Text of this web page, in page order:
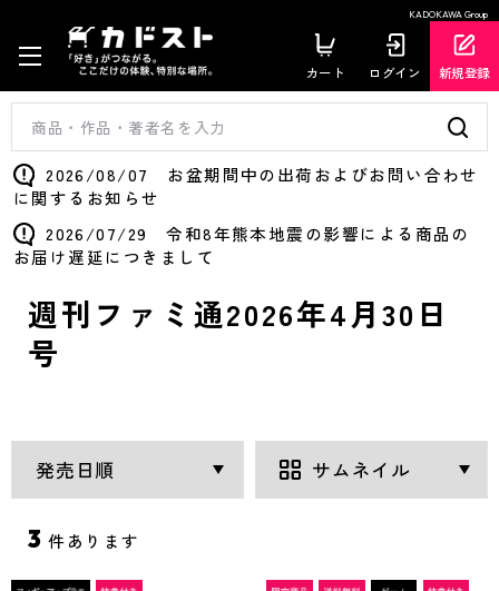
KADOKAWA Group
カート ログイン 新規登録
2026/08/07 お盆期間中の出荷およびお問い合わせ
に関するお知らせ
2026/07/29 令和8年熊本地震の影響による商品の
お届け遅延につきまして
週刊ファミ通2026年4月30日
号
3 件あります